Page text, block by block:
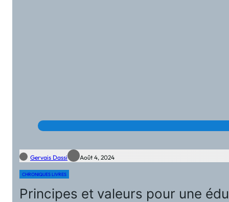
Gervais Dassi Août 4, 2024
CHRONIQUES LIVRES
Principes et valeurs pour une